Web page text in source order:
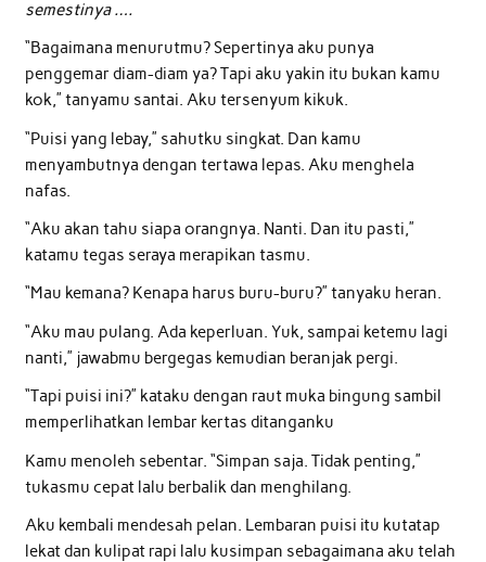
semestinya ….
“Bagaimana menurutmu? Sepertinya aku punya
penggemar diam-diam ya? Tapi aku yakin itu bukan kamu
kok,” tanyamu santai. Aku tersenyum kikuk.
“Puisi yang lebay,” sahutku singkat. Dan kamu
menyambutnya dengan tertawa lepas. Aku menghela
nafas.
“Aku akan tahu siapa orangnya. Nanti. Dan itu pasti,”
katamu tegas seraya merapikan tasmu.
“Mau kemana? Kenapa harus buru-buru?” tanyaku heran.
“Aku mau pulang. Ada keperluan. Yuk, sampai ketemu lagi
nanti,” jawabmu bergegas kemudian beranjak pergi.
“Tapi puisi ini?” kataku dengan raut muka bingung sambil
memperlihatkan lembar kertas ditanganku
Kamu menoleh sebentar. “Simpan saja. Tidak penting,”
tukasmu cepat lalu berbalik dan menghilang.
Aku kembali mendesah pelan. Lembaran puisi itu kutatap
lekat dan kulipat rapi lalu kusimpan sebagaimana aku telah